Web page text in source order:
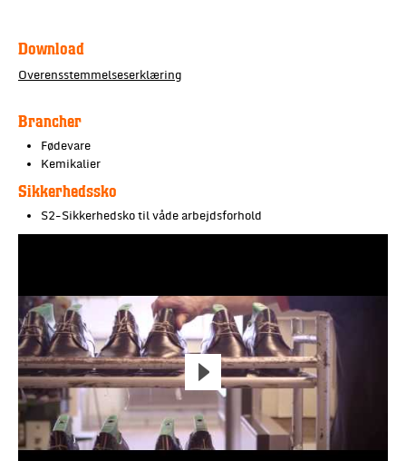
Download
Overensstemmelseserklæring
Brancher
Fødevare
Kemikalier
Sikkerhedssko
S2-Sikkerhedsko til våde arbejdsforhold